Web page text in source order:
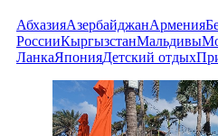
АбхазияАзербайджанАрмения
РоссииКыргызстанМальдивы
ЛанкаЯпонияДетский отдых